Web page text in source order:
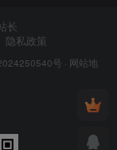
长
隐私政策
号 · 网站地